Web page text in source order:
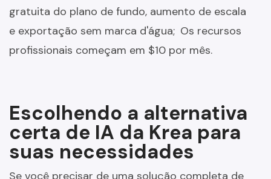
gratuita do plano de fundo, aumento de escala
e exportação sem marca d'água; Os recursos
profissionais começam em $10 por mês.
Escolhendo a alternativa
certa de IA da Krea para
suas necessidades
Se você precisar de uma solução completa de